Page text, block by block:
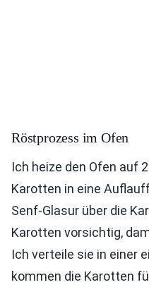
Röstprozess im Ofen
Ich heize den Ofen auf
Karotten in eine
Senf-Glasur über die
Karotten vorsichtig,
Ich verteile sie in einer
kommen die Karotten